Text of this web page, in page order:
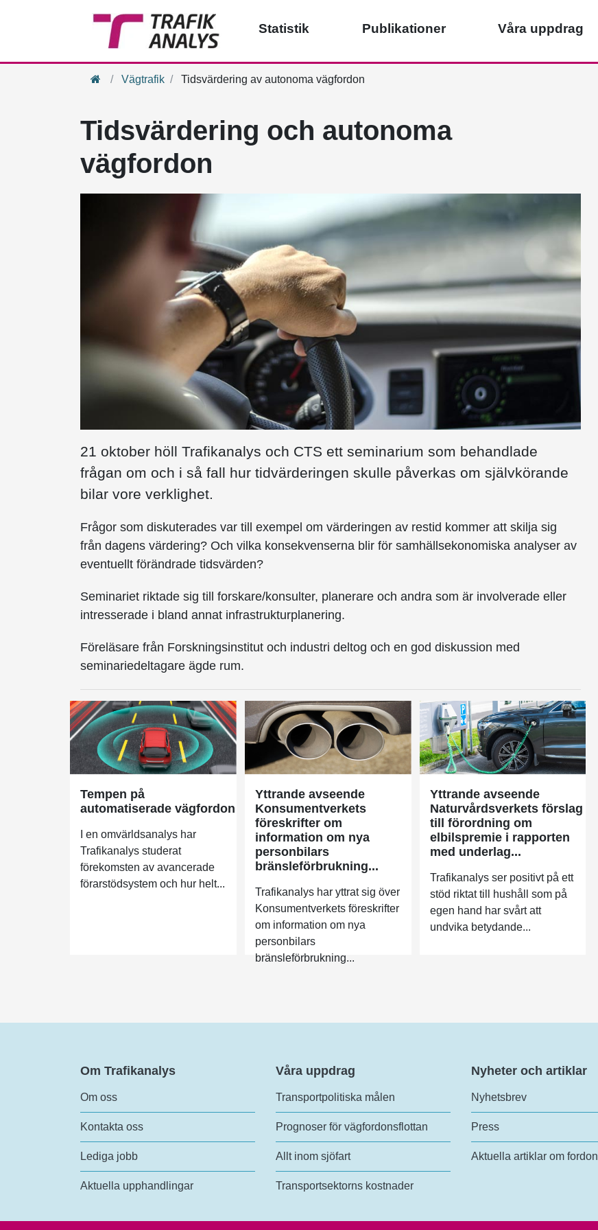
Statistik Publikationer Våra uppdrag
HemVägtrafik Tidsvärdering av autonoma vägfordon
Tidsvärdering och autonoma
vägfordon
21 oktober höll Trafikanalys och CTS ett seminarium som behandlade
frågan om och i så fall hur tidvärderingen skulle påverkas om självkörande
bilar vore verklighet.
Frågor som diskuterades var till exempel om värderingen av restid kommer att skilja sig
från dagens värdering? Och vilka konsekvenserna blir för samhällsekonomiska analyser av
eventuellt förändrade tidsvärden?
Seminariet riktade sig till forskare/konsulter, planerare och andra som är involverade eller
intresserade i bland annat infrastrukturplanering.
Föreläsare från Forskningsinstitut och industri deltog och en god diskussion med
seminariedeltagare ägde rum.
Tempen på
automatiserade vägfordon
I en omvärldsanalys har
Trafikanalys studerat
förekomsten av avancerade
förarstödsystem och hur helt...
Yttrande avseende
Konsumentverkets
föreskrifter om
information om nya
personbilars
bränsleförbrukning...
Trafikanalys har yttrat sig över
Konsumentverkets föreskrifter
om information om nya
personbilars
bränsleförbrukning...
Yttrande avseende
Naturvårdsverkets förslag
till förordning om
elbilspremie i rapporten
med underlag...
Trafikanalys ser positivt på ett
stöd riktat till hushåll som på
egen hand har svårt att
undvika betydande...
Om Trafikanalys
Om oss
Kontakta oss
Lediga jobb
Aktuella upphandlingar
Våra uppdrag
Transportpolitiska målen
Prognoser för vägfordonsflottan
Allt inom sjöfart
Transportsektorns kostnader
Nyheter och artiklar
Nyhetsbrev
Press
Aktuella artiklar om fordon